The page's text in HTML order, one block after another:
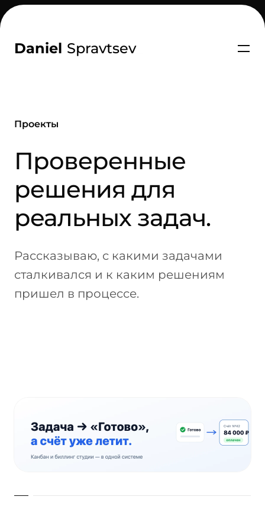
Daniel Spravtsev_
Проекты
Проверенные
решения для
реальных задач.
Рассказываю, с какими задачами
сталкивался и к каким решениям
пришел в процессе.